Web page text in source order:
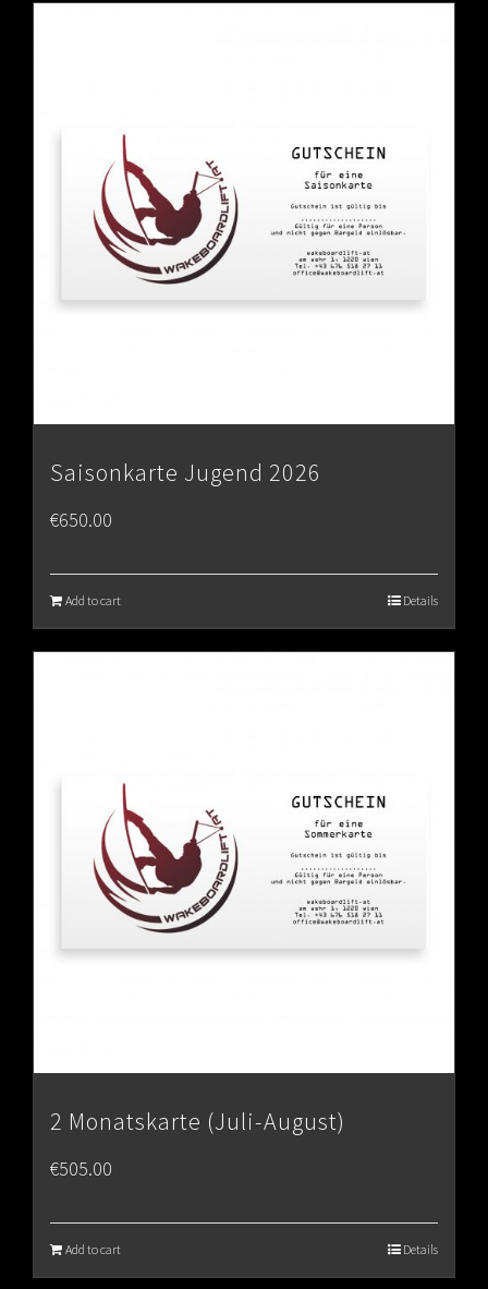
Saisonkarte Jugend 2026
€650.00
Add to cart Details
2 Monatskarte (Juli-August)
€505.00
Add to cart Details